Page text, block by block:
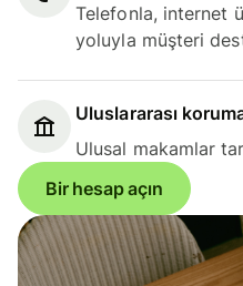
Telefonla, internet
yoluyla müşteri
Uluslararası
Ulusal makamlar
Bir hesap açın